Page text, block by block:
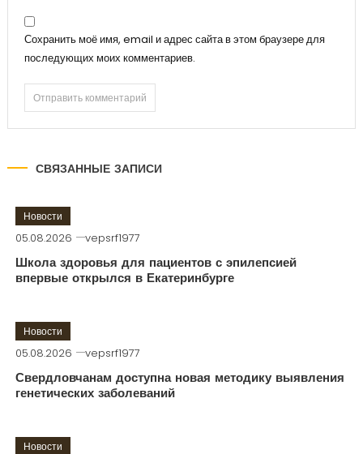
Сохранить моё имя, email и адрес сайта в этом браузере для
последующих моих комментариев.
СВЯЗАННЫЕ ЗАПИСИ
Новости
05.08.2026 vepsrf1977
Школа здоровья для пациентов с эпилепсией
впервые открылся в Екатеринбурге
Новости
05.08.2026 vepsrf1977
Свердловчанам доступна новая методику выявления
генетических заболеваний
Новости